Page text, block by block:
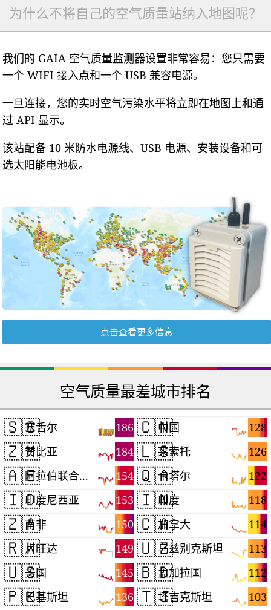
为什么不将自己的空气质量站纳入地图呢？
我们的 GAIA 空气质量监测器设置非常容易：您只需要
一个 WIFI 接入点和一个 USB 兼容电源。
一旦连接，您的实时空气污染水平将立即在地图上和通
过 API 显示。
该站配备 10 米防水电源线、USB 电源、安装设备和可
选太阳能电池板。
点击查看更多信息
空气质量最差城市排名
🇸🇨 186
塞舌尔
🇿🇲 184
赞比亚
🇦🇪 154
阿拉伯联合酋长国
🇮🇩 153
印度尼西亚
🇿🇦 150
南非
🇷🇼 149
卢旺达
🇺🇸 145
美国
🇵🇰 136
巴基斯坦
🇨🇳 128
中国
🇱🇸 126
莱索托
🇶🇦 122
卡塔尔
🇮🇳 118
印度
🇨🇦 114
加拿大
🇺🇿 113
乌兹别克斯坦
🇧🇩 112
孟加拉国
🇹🇯 103
塔吉克斯坦